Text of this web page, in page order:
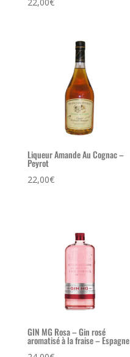
Liqueur Amande Au Cognac –
Peyrot
22,00€
GIN MG Rosa – Gin rosé
aromatisé à la fraise – Espagne